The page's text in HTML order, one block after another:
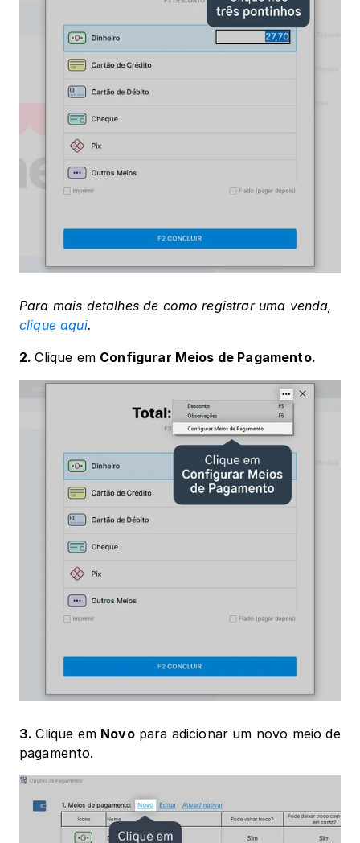
clique aqui.
2. Clique em Configurar Meios de Pagamento.
3. Clique em Novo para adicionar um novo meio de
pagamento.